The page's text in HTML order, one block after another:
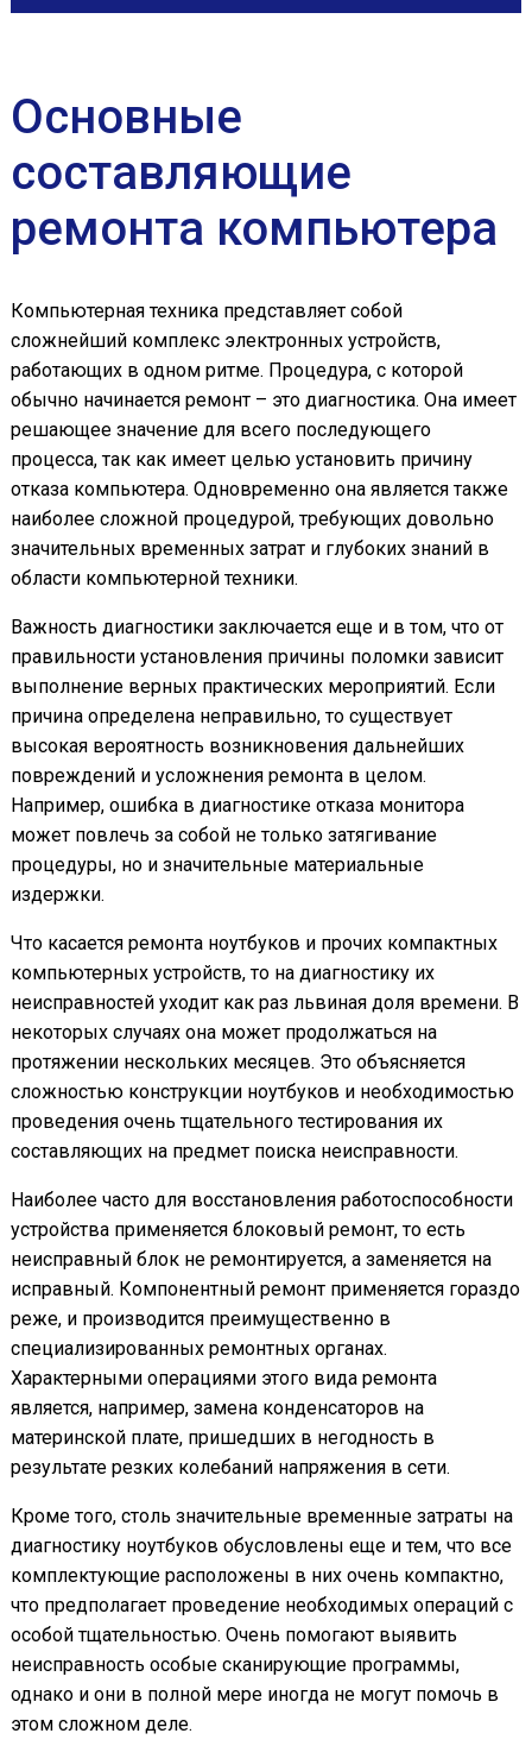
Основные
составляющие
ремонта компьютера
Компьютерная техника представляет собой
сложнейший комплекс электронных устройств,
работающих в одном ритме. Процедура, с которой
обычно начинается ремонт – это диагностика. Она имеет
решающее значение для всего последующего
процесса, так как имеет целью установить причину
отказа компьютера. Одновременно она является также
наиболее сложной процедурой, требующих довольно
значительных временных затрат и глубоких знаний в
области компьютерной техники.
Важность диагностики заключается еще и в том, что от
правильности установления причины поломки зависит
выполнение верных практических мероприятий. Если
причина определена неправильно, то существует
высокая вероятность возникновения дальнейших
повреждений и усложнения ремонта в целом.
Например, ошибка в диагностике отказа монитора
может повлечь за собой не только затягивание
процедуры, но и значительные материальные
издержки.
Что касается ремонта ноутбуков и прочих компактных
компьютерных устройств, то на диагностику их
неисправностей уходит как раз львиная доля времени. В
некоторых случаях она может продолжаться на
протяжении нескольких месяцев. Это объясняется
сложностью конструкции ноутбуков и необходимостью
проведения очень тщательного тестирования их
составляющих на предмет поиска неисправности.
Наиболее часто для восстановления работоспособности
устройства применяется блоковый ремонт, то есть
неисправный блок не ремонтируется, а заменяется на
исправный. Компонентный ремонт применяется гораздо
реже, и производится преимущественно в
специализированных ремонтных органах.
Характерными операциями этого вида ремонта
является, например, замена конденсаторов на
материнской плате, пришедших в негодность в
результате резких колебаний напряжения в сети.
Кроме того, столь значительные временные затраты на
диагностику ноутбуков обусловлены еще и тем, что все
комплектующие расположены в них очень компактно,
что предполагает проведение необходимых операций с
особой тщательностью. Очень помогают выявить
неисправность особые сканирующие программы,
однако и они в полной мере иногда не могут помочь в
этом сложном деле.